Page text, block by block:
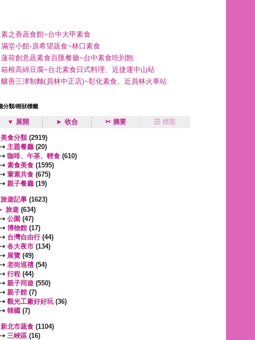
素之香蔬食館~台中大甲素食
滿堂小館-原希望蔬食~林口素食
蓮荷創意蔬素食百匯餐廳~台中素食吃到飽
箱根高綿豆腐~台北素食日式料理、近捷運中山站
釀善三津制麵(員林中正店)~彰化素食、近員林火車站
分類/樹狀標籤
▼ 展開 ► 收合 ✂ 摘要 ☰ 標題
美食分類 (2919)
⇢ 主題餐廳 (20)
⇢ 咖啡、午茶、輕食 (610)
⇢ 素食美食 (1595)
⇢ 葷素共食 (675)
⇢ 親子餐廳 (19)
旅遊記事 (1623)
旅遊 (634)
⇢ 公園 (47)
⇢ 博物館 (17)
⇢ 台灣自由行 (44)
⇢ 各大夜市 (134)
⇢ 展覽 (49)
⇢ 老街巡禮 (54)
⇢ 行程 (44)
⇢ 親子同遊 (550)
⇢ 親子館 (7)
⇢ 觀光工廠好好玩(36)
⇢ 韓國 (7)
新北市蔬食 (1104)
⇢ 三峽區 (16)